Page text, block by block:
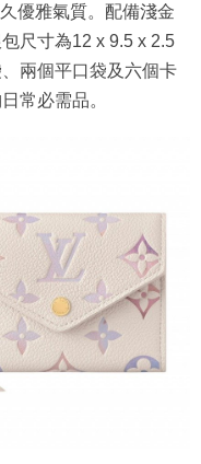
優雅氣質。配備淺金
尺寸為12 x 9.5 x 2.5
兩個平口袋及六個卡
常必需品。